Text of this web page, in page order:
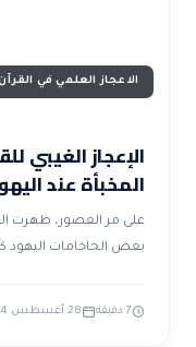
الاعجاز العلمي في
الإعجاز الغيبي
المخبأة عند
على مر العصور، ظهرت
بعض الحاخامات اليهود
7 دقيقة 28 أغسطس 2024